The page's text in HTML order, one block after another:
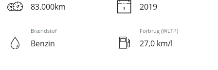
83.000km 2019
Brændstof
Benzin
Forbrug (WLTP)
27,0 km/l